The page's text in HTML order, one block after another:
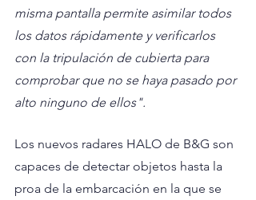
misma pantalla permite asimilar todos
los datos rápidamente y verificarlos
con la tripulación de cubierta para
comprobar que no se haya pasado por
alto ninguno de ellos".
Los nuevos radares HALO de B&G son
capaces de detectar objetos hasta la
proa de la embarcación en la que se